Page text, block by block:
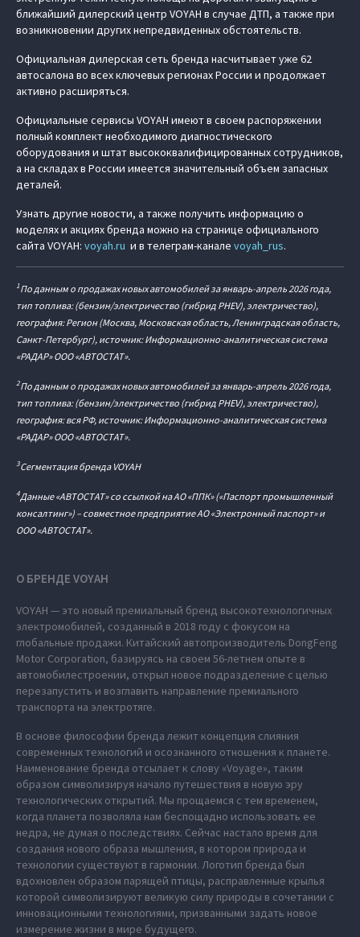
ближайший дилерский центр VOYAH в случае ДТП, а также при
возникновении других непредвиденных обстоятельств.
Официальная дилерская сеть бренда насчитывает уже 62
автосалона во всех ключевых регионах России и продолжает
активно расширяться.
Официальные сервисы VOYAH имеют в своем распоряжении
полный комплект необходимого диагностического
оборудования и штат высококвалифицированных сотрудников,
а на складах в России имеется значительный объем запасных
деталей.
Узнать другие новости, а также получить информацию о
моделях и акциях бренда можно на странице официального
сайта VOYAH: voyah.ru и в телеграм-канале voyah_rus.
1По данным о продажах новых автомобилей за январь-апрель 2026 года,
тип топлива: (бензин/электричество (гибрид PHEV), электричество),
география: Регион (Москва, Московская область, Ленинградская область,
Санкт-Петербург), источник: Информационно-аналитическая система
«РАДАР» ООО «АВТОСТАТ».
2По данным о продажах новых автомобилей за январь-апрель 2026 года,
тип топлива: (бензин/электричество (гибрид PHEV), электричество),
география: вся РФ, источник: Информационно-аналитическая система
«РАДАР» ООО «АВТОСТАТ».
3Сегментация бренда VOYAH
4Данные «АВТОСТАТ» со ссылкой на АО «ППК» («Паспорт промышленный
консалтинг») – совместное предприятие АО «Электронный паспорт» и
ООО «АВТОСТАТ».
О БРЕНДЕ VOYAH
VOYAH — это новый премиальный бренд высокотехнологичных
электромобилей, созданный в 2018 году с фокусом на
глобальные продажи. Китайский автопроизводитель DongFeng
Motor Corporation, базируясь на своем 56-летнем опыте в
автомобилестроении, открыл новое подразделение с целью
перезапустить и возглавить направление премиального
транспорта на электротяге.
В основе философии бренда лежит концепция слияния
современных технологий и осознанного отношения к планете.
Наименование бренда отсылает к слову «Voyage», таким
образом символизируя начало путешествия в новую эру
технологических открытий. Мы прощаемся с тем временем,
когда планета позволяла нам беспощадно использовать ее
недра, не думая о последствиях. Сейчас настало время для
создания нового образа мышления, в котором природа и
технологии существуют в гармонии. Логотип бренда был
вдохновлен образом парящей птицы, расправленные крылья
которой символизируют великую силу природы в сочетании с
инновационными технологиями, призванными задать новое
измерение жизни в мире будущего.